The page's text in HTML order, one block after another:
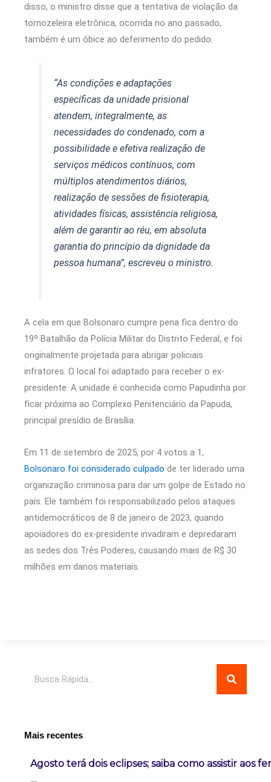
disso, o ministro disse que a tentativa de violação da
tornozeleira eletrônica, ocorrida no ano passado,
também é um óbice ao deferimento do pedido.
“As condições e adaptações
específicas da unidade prisional
atendem, integralmente, as
necessidades do condenado, com a
possibilidade e efetiva realização de
serviços médicos contínuos, com
múltiplos atendimentos diários,
realização de sessões de fisioterapia,
atividades físicas, assistência religiosa,
além de garantir ao réu, em absoluta
garantia do princípio da dignidade da
pessoa humana”, escreveu o ministro.
A cela em que Bolsonaro cumpre pena fica dentro do
19º Batalhão da Polícia Militar do Distrito Federal, e foi
originalmente projetada para abrigar policiais
infratores. O local foi adaptado para receber o ex-
presidente. A unidade é conhecida como Papudinha por
ficar próxima ao Complexo Penitenciário da Papuda,
principal presídio de Brasília.
Em 11 de setembro de 2025, por 4 votos a 1,
Bolsonaro foi considerado culpado de ter liderado uma
organização criminosa para dar um golpe de Estado no
país. Ele também foi responsabilizado pelos ataques
antidemocráticos de 8 de janeiro de 2023, quando
apoiadores do ex-presidente invadiram e depredaram
as sedes dos Três Poderes, causando mais de R$ 30
milhões em danos materiais.
Mais recentes
Agosto terá dois eclipses; saiba como assistir aos